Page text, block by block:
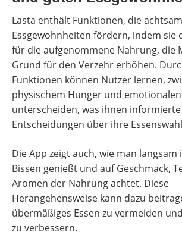
Lasta enthält Funktionen, die
Essgewohnheiten fördern, indem sie
für die aufgenommene Nahrung, die
Grund für den Verzehr erhöhen.
Funktionen können Nutzer lernen,
physischem Hunger und
unterscheiden, was ihnen informierte
Entscheidungen über ihre
Die App zeigt auch, wie man langsam
Bissen genießt und auf Geschmack,
Aromen der Nahrung achtet. Diese
Herangehensweise kann dazu
übermäßiges Essen zu vermeiden
zu verbessern.